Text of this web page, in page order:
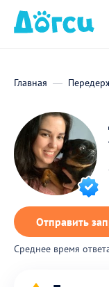
Главная
Отправить
Среднее время